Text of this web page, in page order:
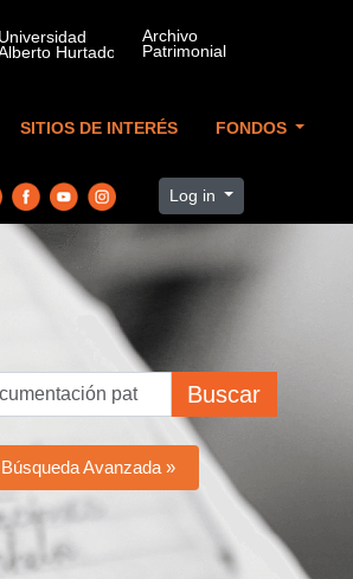
SITIOS DE INTERÉS FONDOS
Log in
Buscar
Búsqueda Avanzada »